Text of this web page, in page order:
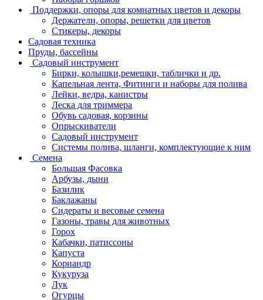
Поддержки, опоры для комнатных цветов и декоры
Держатели, опоры, решетки для цветов
Стикеры, декоры
Садовая техника
Пруды, бассейны
Садовый инструмент
Бирки, колышки,ремешки, таблички и др.
Капельная лента, Фитинги и наборы для полива
Лейки, ведра, канистры
Леска для триммера
Обувь садовая, корзины
Опрыскиватели
Садовый инструмент
Системы полива, шланги, комплектующие к ним
Семена
Большая Фасовка
Арбузы, дыни
Базилик
Баклажаны
Сидераты и весовые семена
Газоны, травы для животных
Горох
Кабачки, патиссоны
Капуста
Кориандр
Кукуруза
Лук
Огурцы